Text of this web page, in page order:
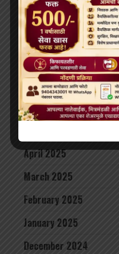
October 2025
September 2025
August 2025
July 2025
June 2025
April 2025
March 2025
February 2025
January 2025
December 2024